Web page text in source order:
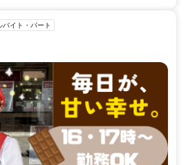
バイト・パート